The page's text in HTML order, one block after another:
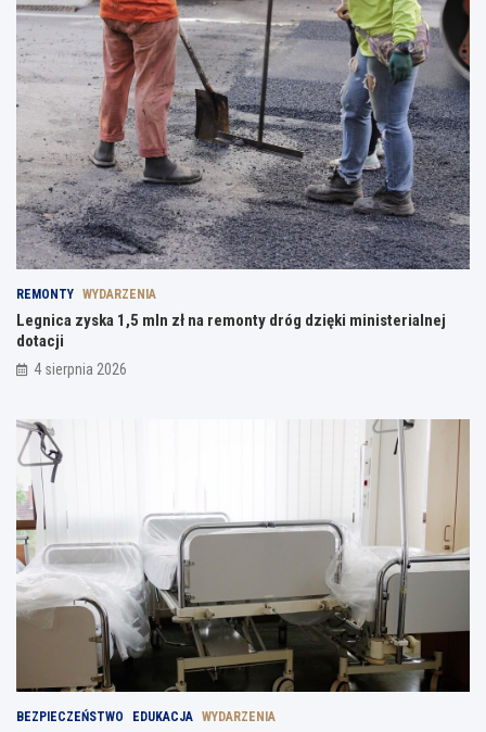
REMONTY WYDARZENIA
Legnica zyska 1,5 mln zł na remonty dróg dzięki ministerialnej
dotacji
4 sierpnia 2026
BEZPIECZEŃSTWO EDUKACJA WYDARZENIA